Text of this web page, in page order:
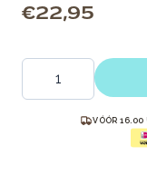
€ 22,95
Aantal
VÓÓR 16.00